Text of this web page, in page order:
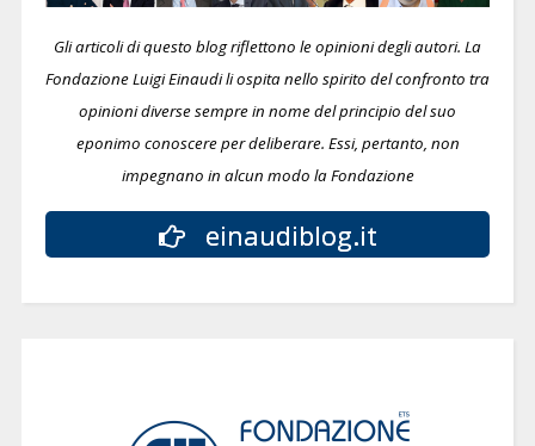
Gli articoli di questo blog riflettono le opinioni degli autori. La
Fondazione Luigi Einaudi li ospita nello spirito del confronto tra
opinioni diverse sempre in nome del principio del suo
eponimo conoscere per deliberare. Essi, pertanto, non
impegnano in alcun modo la Fondazione
einaudiblog.it